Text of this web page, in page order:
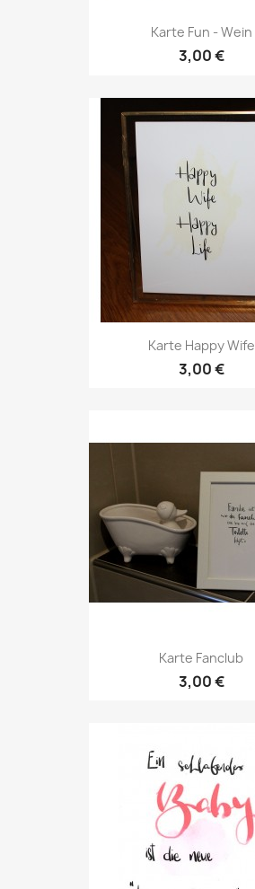
Karte Fun - Wein
3,00 €
Karte Happy Wife
3,00 €
Karte Fanclub
3,00 €